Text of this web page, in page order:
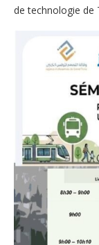
de technologie de